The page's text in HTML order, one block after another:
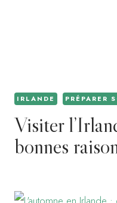
IRLANDE PRÉPARER
Visiter
bonnes